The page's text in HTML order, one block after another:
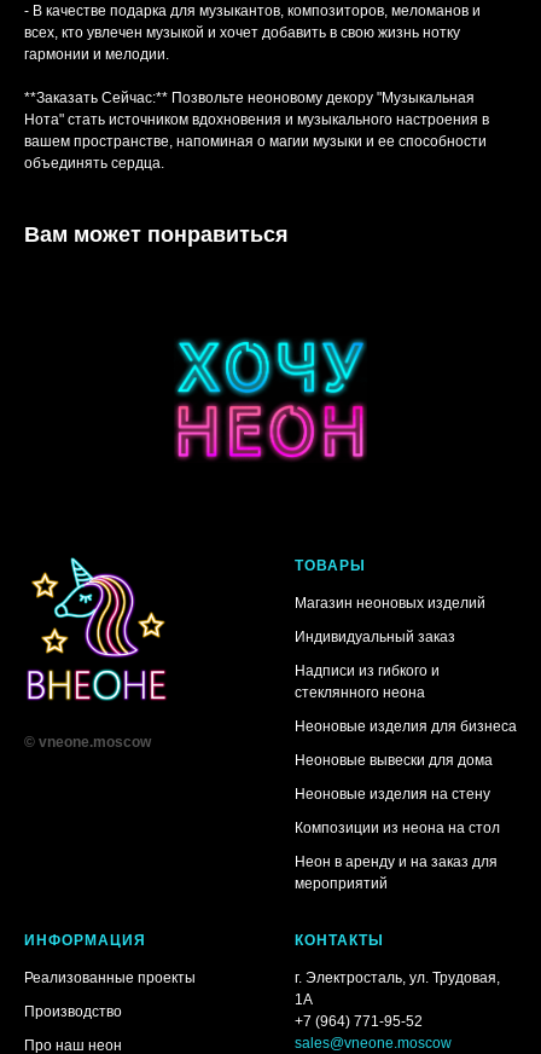
- В качестве подарка для музыкантов, композиторов, меломанов и
всех, кто увлечен музыкой и хочет добавить в свою жизнь нотку
гармонии и мелодии.
**Заказать Сейчас:** Позвольте неоновому декору "Музыкальная
Нота" стать источником вдохновения и музыкального настроения в
вашем пространстве, напоминая о магии музыки и ее способности
объединять сердца.
Вам может понравиться
© vneone.moscow
ТОВАРЫ
Магазин неоновых изделий
Индивидуальный заказ
Надписи из гибкого и
стеклянного неона
Неоновые изделия для бизнеса
Неоновые вывески для дома
Неоновые изделия на стену
Композиции из неона на стол
Неон в аренду и на заказ для
мероприятий
ИНФОРМАЦИЯ
Реализованные проекты
Производство
Про наш неон
КОНТАКТЫ
г. Электросталь, ул. Трудовая,
1А
+7 (964) 771-95-52
sales@vneone.moscow